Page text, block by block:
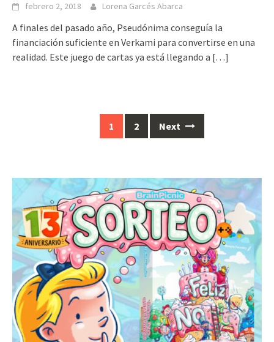
febrero 2, 2018 Lorena Garcés Abarca
A finales del pasado año, Pseudónima conseguía la
financiación suficiente en Verkami para convertirse en una
realidad. Este juego de cartas ya está llegando a […]
1 2 Next